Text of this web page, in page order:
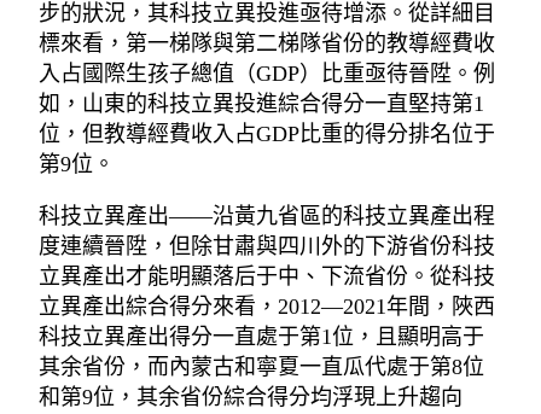
步的狀況，其科技立異投進亟待增添。從詳細目
標來看，第一梯隊與第二梯隊省份的教導經費收
入占國際生孩子總值（GDP）比重亟待晉陞。例
如，山東的科技立異投進綜合得分一直堅持第1
位，但教導經費收入占GDP比重的得分排名位于
第9位。
科技立異產出——沿黃九省區的科技立異產出程
度連續晉陞，但除甘肅與四川外的下游省份科技
立異產出才能明顯落后于中、下流省份。從科技
立異產出綜合得分來看，2012—2021年間，陜西
科技立異產出得分一直處于第1位，且顯明高于
其余省份，而內蒙古和寧夏一直瓜代處于第8位
和第9位，其余省份綜合得分均浮現上升趨向